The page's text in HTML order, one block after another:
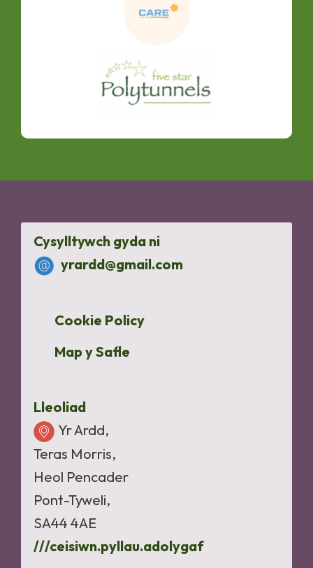
Cysylltywch gyda ni
yrardd@gmail.com
Cookie Policy
Map y Safle
Lleoliad
Yr Ardd,
Teras Morris,
Heol Pencader
Pont-Tyweli,
SA44 4AE
///ceisiwn.pyllau.adolygaf